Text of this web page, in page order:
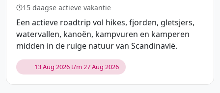
15 daagse actieve vakantie
Een actieve roadtrip vol hikes, fjorden, gletsjers,
watervallen, kanoën, kampvuren en kamperen
midden in de ruige natuur van Scandinavië.
13 Aug 2026 t/m 27 Aug 2026